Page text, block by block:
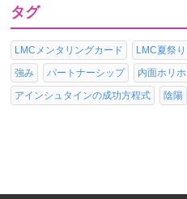
タグ
LMCメンタリングカード LMC夏祭り
強み
パートナーシップ
内面ホリホ
アインシュタインの成功方程式
陰陽